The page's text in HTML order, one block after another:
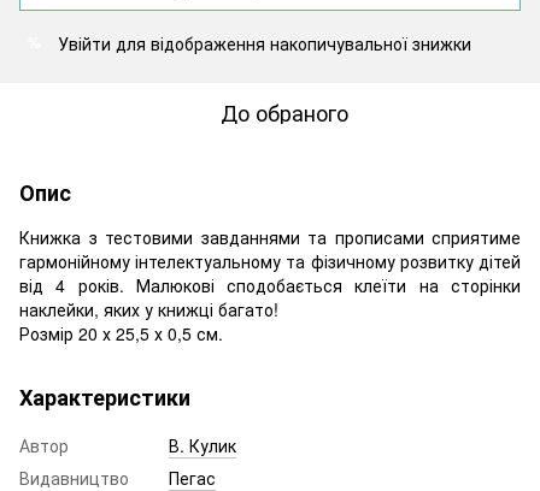
Увійти для відображення накопичувальної знижки
До обраного
Опис
Книжка з тестовими завданнями та прописами сприятиме
гармонійному інтелектуальному та фізичному розвитку дітей
від 4 років. Малюкові сподобається клеїти на сторінки
наклейки, яких у книжці багато!
Розмір 20 х 25,5 х 0,5 см.
Характеристики
Автор
В. Кулик
Видавництво
Пегас